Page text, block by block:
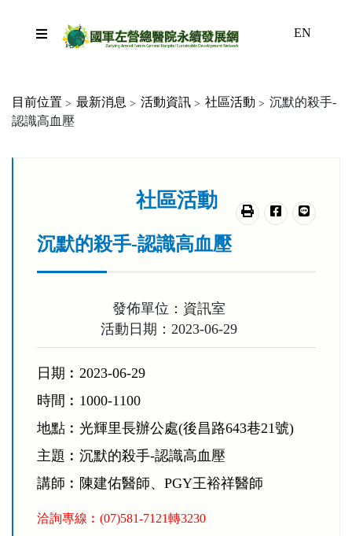
EN
目前位置 最新消息 活動資訊 社區活動
沉默的殺手-
認識高血壓
社區活動
沉默的殺手-認識高血壓
發佈單位：資訊室
活動日期：2023-06-29
日期︰2023-06-29
時間︰1000-1100
地點︰光輝里長辦公處(後昌路643巷21號)
主題︰沉默的殺手-認識高血壓
講師︰陳建佑醫師、PGY王裕祥醫師
洽詢專線︰(07)581-7121轉3230